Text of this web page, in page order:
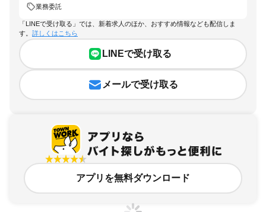
業務委託
「LINEで受け取る」では、新着求人のほか、おすすめ情報なども配信しま
す。 詳しくはこちら
LINEで受け取る
メールで受け取る
アプリを無料ダウンロード